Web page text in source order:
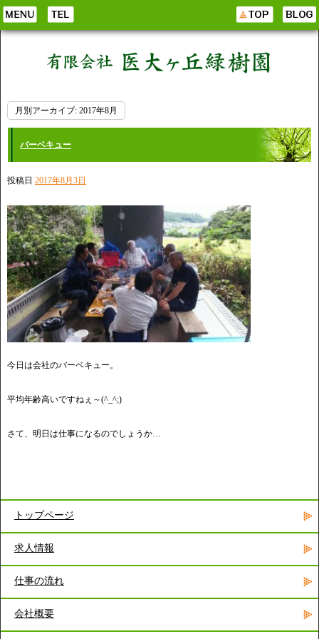
月別アーカイブ: 2017年8月
バーベキュー
投稿日 2017年8月3日
今日は会社のバーベキュー。
平均年齢高いですねぇ～(^_^;)
さて、明日は仕事になるのでしょうか…
トップページ
求人情報
仕事の流れ
会社概要